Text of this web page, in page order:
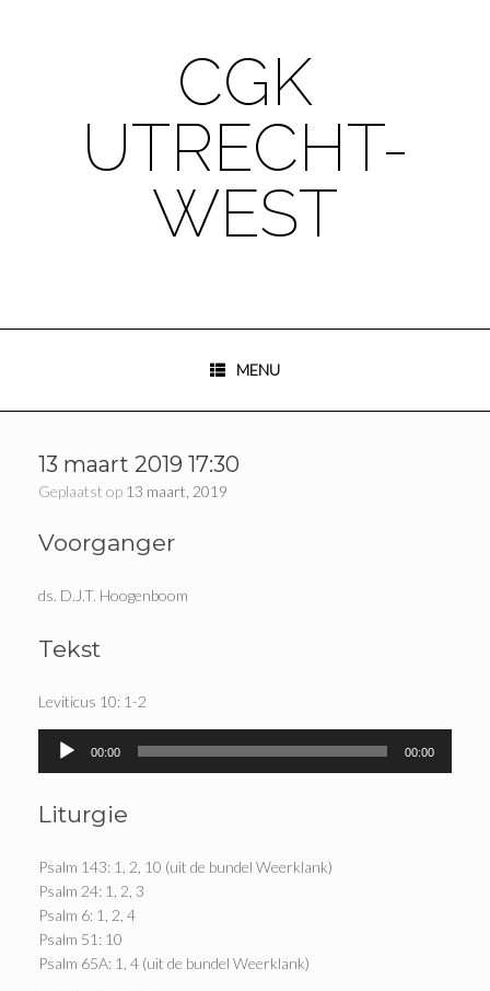
CGK
UTRECHT-
WEST
MENU
13 maart 2019 17:30
Geplaatst op 13 maart, 2019
Voorganger
ds. D.J.T. Hoogenboom
Tekst
Leviticus 10: 1-2
Audiospeler
00:00 00:00
Liturgie
Psalm 143: 1, 2, 10 (uit de bundel Weerklank)
Psalm 24: 1, 2, 3
Psalm 6: 1, 2, 4
Psalm 51: 10
Psalm 65A: 1, 4 (uit de bundel Weerklank)